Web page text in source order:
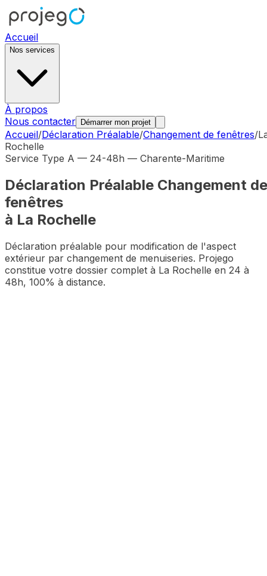
Accueil
Nos services
À propos
Nous contacter
Démarrer mon projet
Accueil/Déclaration Préalable/Changement de fenêtres/
Rochelle
Service Type A — 24-48h — Charente-Maritime
Déclaration Préalable Changement de
fenêtres
à La Rochelle
Déclaration préalable pour modification de l'aspect
extérieur par changement de menuiseries. Projego
constitue votre dossier complet à La Rochelle en 24 à
48h, 100% à distance.